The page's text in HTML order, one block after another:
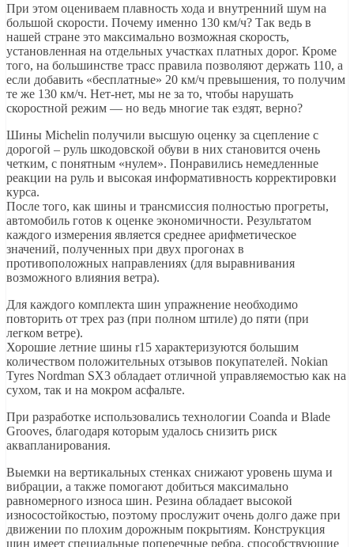
При этом оцениваем плавность хода и внутренний шум на
большой скорости. Почему именно 130 км/ч? Так ведь в
нашей стране это максимально возможная скорость,
установленная на отдельных участках платных дорог. Кроме
того, на большинстве трасс правила позволяют держать 110, а
если добавить «бесплатные» 20 км/ч превышения, то получим
те же 130 км/ч. Нет-нет, мы не за то, чтобы нарушать
скоростной режим — но ведь многие так ездят, верно?
Шины Michelin получили высшую оценку за сцепление с
дорогой – руль шкодовской обуви в них становится очень
четким, с понятным «нулем». Понравились немедленные
реакции на руль и высокая информативность корректировки
курса.
После того, как шины и трансмиссия полностью прогреты,
автомобиль готов к оценке экономичности. Результатом
каждого измерения является среднее арифметическое
значений, полученных при двух прогонах в
противоположных направлениях (для выравнивания
возможного влияния ветра).
Для каждого комплекта шин упражнение необходимо
повторить от трех раз (при полном штиле) до пяти (при
легком ветре).
Хорошие летние шины r15 характеризуются большим
количеством положительных отзывов покупателей. Nokian
Tyres Nordman SX3 обладает отличной управляемостью как на
сухом, так и на мокром асфальте.
При разработке использовались технологии Coanda и Blade
Grooves, благодаря которым удалось снизить риск
аквапланирования.
Выемки на вертикальных стенках снижают уровень шума и
вибрации, а также помогают добиться максимально
равномерного износа шин. Резина обладает высокой
износостойкостью, поэтому прослужит очень долго даже при
движении по плохим дорожным покрытиям. Конструкция
шин имеет специальные поперечные ребра, способствующие